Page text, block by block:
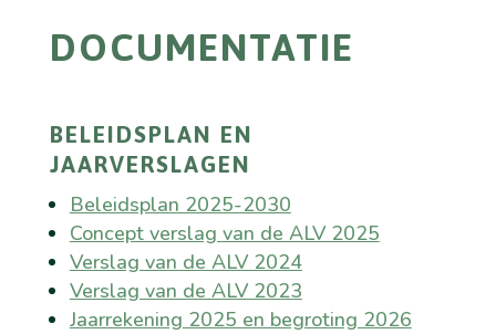
DOCUMENTATIE
BELEIDSPLAN EN
JAARVERSLAGEN
Beleidsplan 2025-2030
Concept verslag van de ALV 2025
Verslag van de ALV 2024
Verslag van de ALV 2023
Jaarrekening 2025 en begroting 2026